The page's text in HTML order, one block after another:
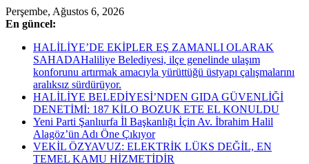
Skip
to
Perşembe, Ağustos 6, 2026
En güncel:
HALİLİYE’DE EKİPLER EŞ ZAMANLI OLARAK
SAHADAHaliliye Belediyesi, ilçe genelinde ulaşım
konforunu artırmak amacıyla yürüttüğü üstyapı çalışmalarını
aralıksız sürdürüyor.
HALİLİYE BELEDİYESİ’NDEN GIDA GÜVENLİĞİ
DENETİMİ: 187 KİLO BOZUK ETE EL KONULDU
Yeni Parti Şanlıurfa İl Başkanlığı İçin Av. İbrahim Halil
Alagöz’ün Adı Öne Çıkıyor
VEKİL ÖZYAVUZ: ELEKTRİK LÜKS DEĞİL, EN
TEMEL KAMU HİZMETİDİR